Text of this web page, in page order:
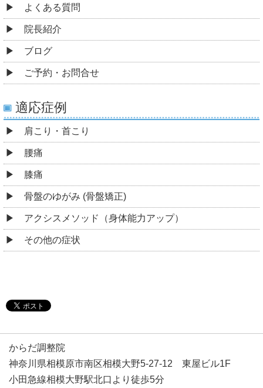
よくある質問
院長紹介
ブログ
ご予約・お問合せ
適応症例
肩こり・首こり
腰痛
膝痛
骨盤のゆがみ (骨盤矯正)
アクシスメソッド（身体能力アップ）
その他の症状
からだ調整院
神奈川県相模原市南区相模大野5-27-12 東屋ビル1F
小田急線相模大野駅北口より徒歩5分